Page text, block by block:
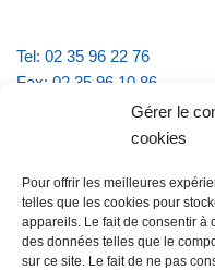
Gérer le
cookies
Pour offrir les meilleures
telles que les cookies pour
appareils. Le fait de consentir à
des données telles que le
sur ce site. Le fait de ne pas
Tel: 02 35 96 22 76
Fax: 02 35 96 10 86
Email :
lundi et jeudi de 9h à 11h30
mardi et vendredi de 16h à